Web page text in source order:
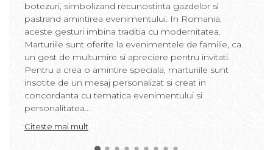
botezuri, simbolizand recunostinta gazdelor si
pastrand amintirea evenimentului. In Romania,
aceste gesturi imbina traditia cu modernitatea.
Marturiile sunt oferite la evenimentele de familie, ca
un gest de multumire si apreciere pentru invitati.
Pentru a crea o amintire speciala, marturiile sunt
insotite de un mesaj personalizat si creat in
concordanta cu tematica evenimentului si
personalitatea...
Citeste mai mult